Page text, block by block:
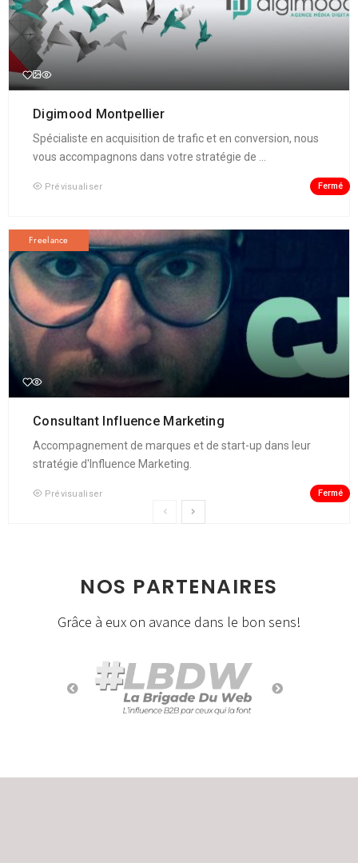
Digimood Montpellier
Spécialiste en acquisition de trafic et en conversion, nous
vous accompagnons dans votre stratégie de ...
Prévisualiser Fermé
Freelance
Consultant Influence Marketing
Accompagnement de marques et de start-up dans leur
stratégie d'Influence Marketing.
Prévisualiser Fermé
NOS PARTENAIRES
Grâce à eux on avance dans le bon sens!